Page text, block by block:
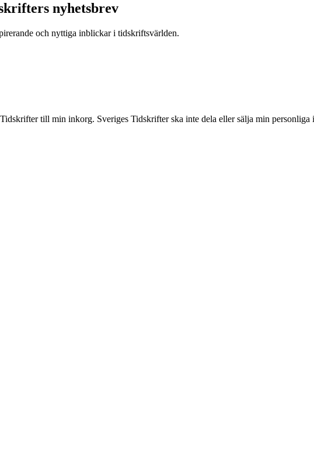
nyhetsbrev
och nyttiga inblickar i tidskriftsvärlden.
till min inkorg. Sveriges Tidskrifter ska inte dela eller sälja min personliga